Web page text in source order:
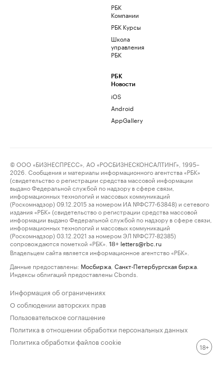
РБК
Компании
РБК Курсы
Школа
управления
РБК
РБК
Новости
iOS
Android
AppGallery
© ООО «БИЗНЕСПРЕСС», АО «РОСБИЗНЕСКОНСАЛТИНГ», 1995–
2026. Сообщения и материалы информационного агентства «РБК»
(свидетельство о регистрации средства массовой информации
выдано Федеральной службой по надзору в сфере связи,
информационных технологий и массовых коммуникаций
(Роскомнадзор) 09.12.2015 за номером ИА №ФС77-63848) и сетевого
издания «РБК» (свидетельство о регистрации средства массовой
информации выдано Федеральной службой по надзору в сфере связи,
информационных технологий и массовых коммуникаций
(Роскомнадзор) 03.12.2021 за номером ЭЛ №ФС77-82385)
сопровождаются пометкой «РБК».
18+ letters@rbc.ru
Владельцем сайта является информационное агентство «РБК».
Данные предоставлены: Мосбиржа Санкт-Петербургская биржа
Индексы облигаций предоставлены Cbonds.
Информация об ограничениях
О соблюдении авторских прав
Пользовательское соглашение
Политика в отношении обработки персональных данных
Политика обработки файлов cookie
18+